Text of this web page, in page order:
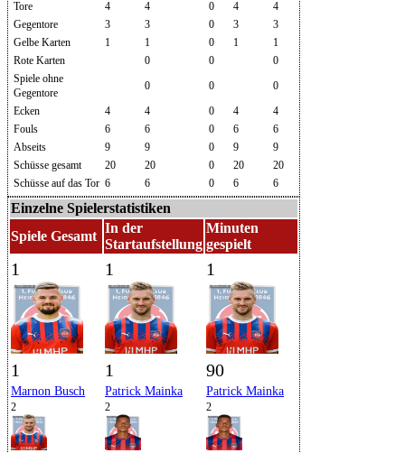
Tore
4 4 0 4
4
Gegentore
3 3 0 3
3
Gelbe Karten
1 1 0 1
1
Rote Karten
0 0
0
Spiele ohne
Gegentore
0 0
0
Ecken
4 4 0 4
4
Fouls
6 6 0 6
6
Abseits
9 9 0 9
9
Schüsse gesamt
20 20 0 20
20
Schüsse auf das Tor 6 6 0 6 6
Einzelne Spielerstatistiken
Spiele Gesamt
In der
Startaufstellung
Minuten
gespielt
1
1
Marnon Busch
2
1
1
Patrick Mainka
2
1
90
Patrick Mainka
2